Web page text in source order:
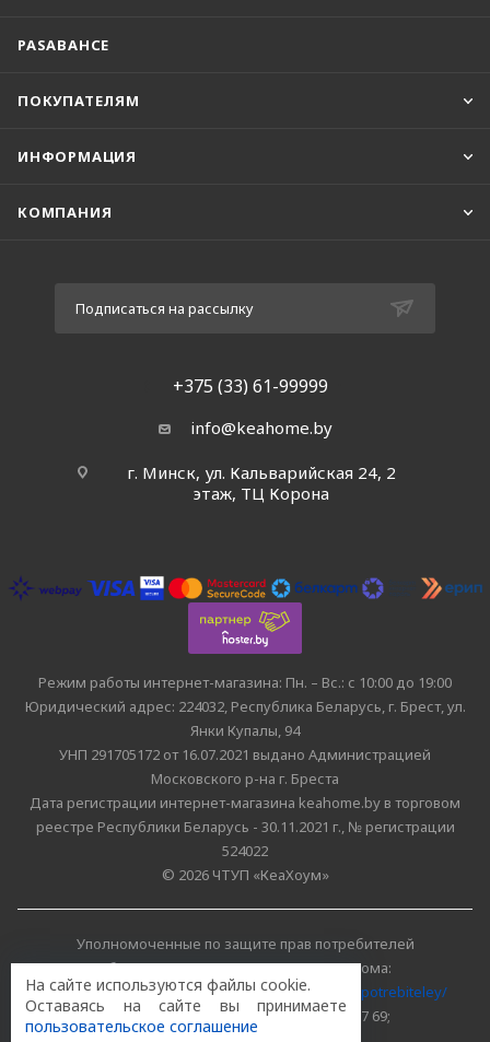
PASABAHCE
ПОКУПАТЕЛЯМ
ИНФОРМАЦИЯ
КОМПАНИЯ
Подписаться на рассылку
+375 (33) 61-99999
info@keahome.by
г. Минск, ул. Кальварийская 24, 2
этаж, ТЦ Корона
Режим работы интернет-магазина: Пн. – Вс.: с 10:00 до 19:00
Юридический адрес: 224032, Республика Беларусь, г. Брест, ул.
Янки Купалы, 94
УНП 291705172 от 16.07.2021 выдано Администрацией
Московского р-на г. Бреста
Дата регистрации интернет-магазина keahome.by в торговом
реестре Республики Беларусь - 30.11.2021 г., № регистрации
524022
© 2026 ЧТУП «КеаХоум»
Уполномоченные по защите прав потребителей
облисполкомов, Минского горисполкома:
https://www.mart.gov.by/activity/zashchita-prav-potrebiteley/
БРЕСТСКАЯ ОБЛАСТЬ тел. (80162) 26 97 69;
На сайте используются файлы cookie.
Оставаясь на сайте вы принимаете
пользовательское соглашение